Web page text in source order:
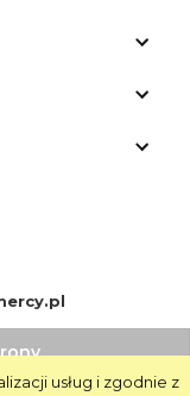
usług i zgodnie z